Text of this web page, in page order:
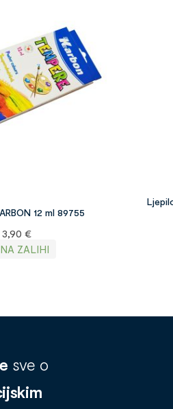
12 ml 89755
3,90 €
NA ZALIHI
sve o